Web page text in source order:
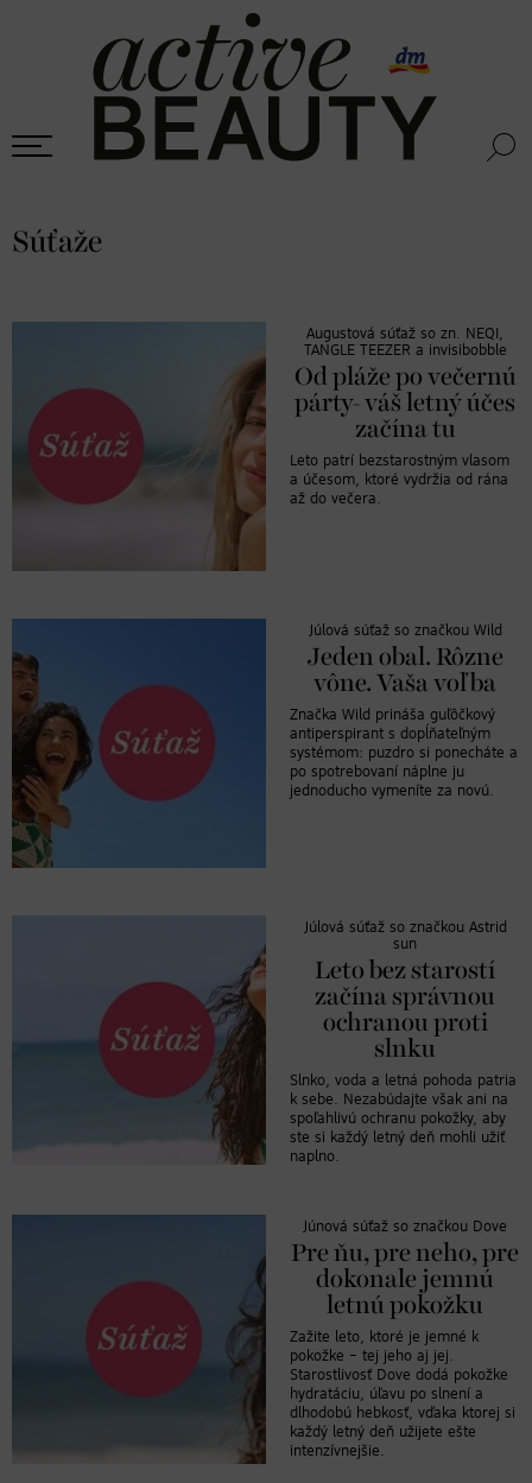
Súťaže
Augustová súťaž so zn. NEQI,
TANGLE TEEZER a invisibobble
Od pláže po večernú
párty- váš letný účes
začína tu
Leto patrí bezstarostným vlasom
a účesom, ktoré vydržia od rána
až do večera.
Júlová súťaž so značkou Wild
Jeden obal. Rôzne
vône. Vaša voľba
Značka Wild prináša guľôčkový
antiperspirant s dopĺňateľným
systémom: puzdro si ponecháte a
po spotrebovaní náplne ju
jednoducho vymeníte za novú.
Júlová súťaž so značkou Astrid
sun
Leto bez starostí
začína správnou
ochranou proti
slnku
Slnko, voda a letná pohoda patria
k sebe. Nezabúdajte však ani na
spoľahlivú ochranu pokožky, aby
ste si každý letný deň mohli užiť
naplno.
Júnová súťaž so značkou Dove
Pre ňu, pre neho, pre
dokonale jemnú
letnú pokožku
Zažite leto, ktoré je jemné k
pokožke – tej jeho aj jej.
Starostlivosť Dove dodá pokožke
hydratáciu, úľavu po slnení a
dlhodobú hebkosť, vďaka ktorej si
každý letný deň užijete ešte
intenzívnejšie.